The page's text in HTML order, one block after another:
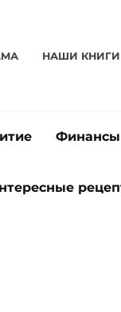
НАШИ
Финансы